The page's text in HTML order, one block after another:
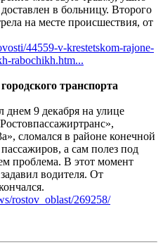
в больницу. Второго
на месте происшествия, от
44559-v-krestetskom-rajone-
rabochikh.htm...
транспорта
днем 9 декабря на улице
сломался в районе конечной
а сам полез под
проблема. В этот момент
водителя. От
rostov_oblast/269258/